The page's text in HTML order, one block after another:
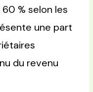
% selon les
une part
du revenu